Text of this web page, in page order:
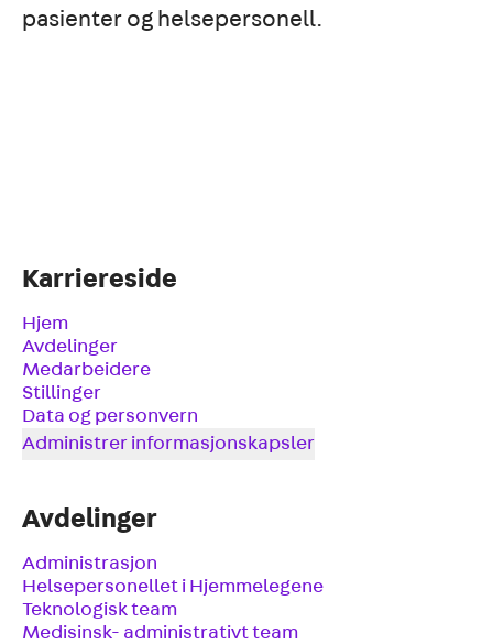
pasienter og helsepersonell.
Karriereside
Hjem
Avdelinger
Medarbeidere
Stillinger
Data og personvern
Administrer informasjonskapsler
Avdelinger
Administrasjon
Helsepersonellet i Hjemmelegene
Teknologisk team
Medisinsk- administrativt team